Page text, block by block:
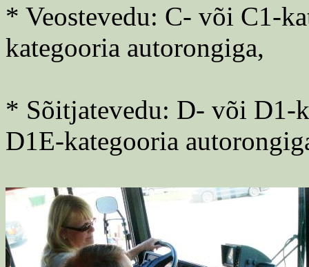
* Veostevedu: C- või C1-
kategooria autorongiga,
* Sõitjatevedu: D- või D1-
D1E-kategooria